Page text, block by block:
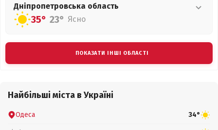
Дніпропетровська область
35° 23° Ясно
ПОКАЗАТИ ІНШІ ОБЛАСТІ
Найбільші міста в Україні
Одеса 34°